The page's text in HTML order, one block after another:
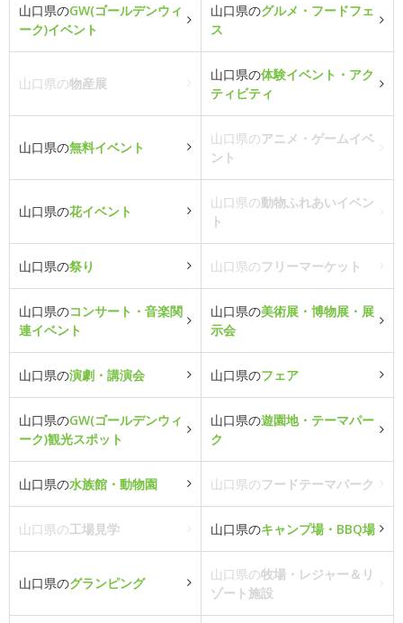
山口県のGW(ゴールデンウィ
ーク)イベント
山口県のグルメ・フードフェ
ス
山口県の物産展
山口県の体験イベント・アク
ティビティ
山口県の無料イベント
山口県のアニメ・ゲームイベ
ント
山口県の花イベント
山口県の動物ふれあいイベン
ト
山口県の祭り 山口県のフリーマーケット
山口県のコンサート・音楽関
連イベント
山口県の美術展・博物展・展
示会
山口県の演劇・講演会 山口県のフェア
山口県のGW(ゴールデンウィ
ーク)観光スポット
山口県の遊園地・テーマパー
ク
山口県の水族館・動物園 山口県のフードテーマパーク
山口県の工場見学 山口県のキャンプ場・BBQ場
山口県のグランピング
山口県の牧場・レジャー＆リ
ゾート施設